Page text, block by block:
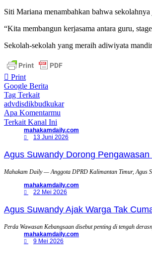
Siti Mariana menambahkan bahwa
“Kita membangun kerjasama antara guru,
Sekolah-sekolah yang meraih adiwiyata
Print
Google Berita
Tag Terkait
advdisdikbudkukar
Apa Komentarmu
Terkait Kanal Ini
mahakamdaily.com
13 Juni 2026
Agus Suwandy Dorong
Mahakam Daily — Anggota DPRD Kalimantan Timur, Agus
mahakamdaily.com
22 Mei 2026
Agus Suwandy Ajak Warga Tak
Perda Wawasan Kebangsaan disebut penting di tengah
mahakamdaily.com
9 Mei 2026